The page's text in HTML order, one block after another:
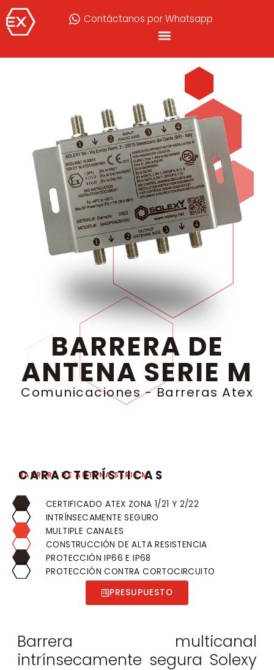
Contáctanos por Whatsapp
BARRERA DE
ANTENA SERIE M
Comunicaciones-Barreras Atex
BARRERA DE ANTENA SERIE M
CARACTERÍSTICAS
CERTIFICADO ATEX ZONA 1/21 Y 2/22
INTRÍNSECAMENTE SEGURO
MULTIPLE CANALES
CONSTRUCCIÓN DE ALTA RESISTENCIA
PROTECCIÓN IP66 E IP68
PROTECCIÓN CONTRA CORTOCIRCUITO
PRESUPUESTO
Barrera multicanal
intrínsecamente segura Solexy